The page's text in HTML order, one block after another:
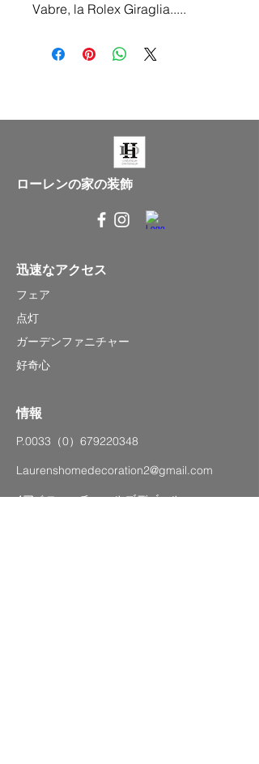
Vabre, la Rolex Giraglia.....
ローレンの家の装飾
迅速なアクセス
フェア
点灯
ガーデンファニチャー
好奇心
情報
P.0033（0）679220348
Laurenshomedecoration2@gmail.com
4アベニューチャールズデゴール、